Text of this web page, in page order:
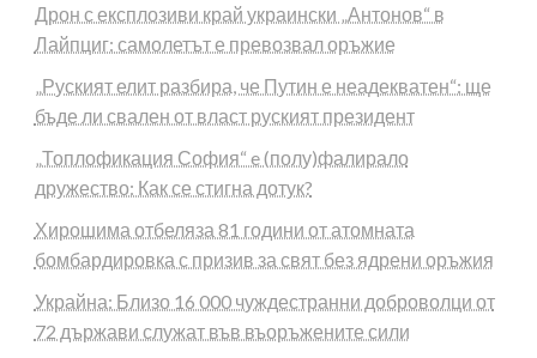
Дрон с експлозиви край украински „Антонов“ в
Лайпциг: самолетът е превозвал оръжие
„Руският елит разбира, че Путин е неадекватен“: ще
бъде ли свален от власт руският президент
„Топлофикация София“ e (полу)фалирало
дружество: Как се стигна дотук?
Хирошима отбеляза 81 години от атомната
бомбардировка с призив за свят без ядрени оръжия
Украйна: Близо 16 000 чуждестранни доброволци от
72 държави служат във въоръжените сили